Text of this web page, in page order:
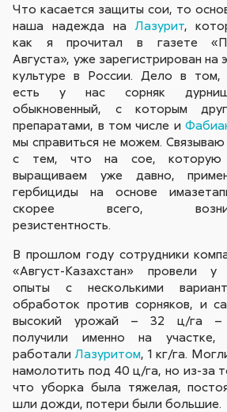
Что касается защиты сои, то
наша надежда наЛазурит,
как я прочитал в газете
Августа», уже зарегистрирован на
культуре в России. Дело в том,
есть у нас сорняк
обыкновенный, с которым
препаратами, в том числе и
мы справиться не можем.
с тем, что на сое,
выращиваем уже давно,
гербициды на основе
скорее всего,
резистентность.
В прошлом году сотрудники
«Август-Казахстан» провели у
опыты с несколькими
обработок против сорняков, и
высокий урожай – 32 ц/га
получили именно на участке,
работали Лазуритом, 1 кг/га.
намолотить под 40 ц/га, но из-за
что уборка была тяжелая,
шли дожди, потери были большие.